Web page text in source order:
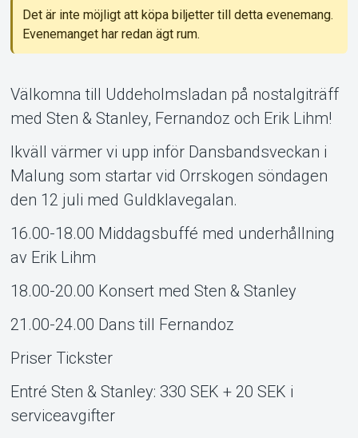
Det är inte möjligt att köpa biljetter till detta evenemang.
Evenemanget har redan ägt rum.
Välkomna till Uddeholmsladan på nostalgiträff
med Sten & Stanley, Fernandoz och Erik Lihm!
Ikväll värmer vi upp inför Dansbandsveckan i
Malung som startar vid Orrskogen söndagen
den 12 juli med Guldklavegalan.
16.00-18.00 Middagsbuffé med underhållning
av Erik Lihm
18.00-20.00 Konsert med Sten & Stanley
21.00-24.00 Dans till Fernandoz
Priser Tickster
Entré Sten & Stanley: 330 SEK + 20 SEK i
serviceavgifter